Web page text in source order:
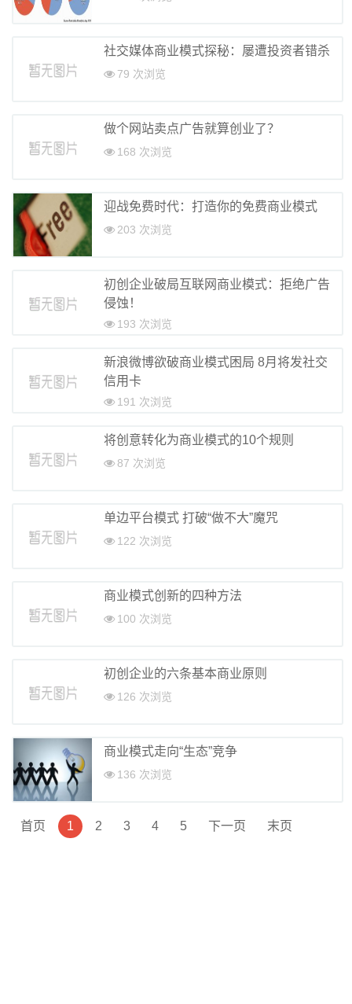
社交媒体商业模式探秘：屡遭投资者错杀
79 次浏览
做个网站卖点广告就算创业了？
168 次浏览
迎战免费时代：打造你的免费商业模式
203 次浏览
初创企业破局互联网商业模式：拒绝广告
侵蚀！
193 次浏览
新浪微博欲破商业模式困局 8月将发社交
信用卡
191 次浏览
将创意转化为商业模式的10个规则
87 次浏览
单边平台模式 打破“做不大”魔咒
122 次浏览
商业模式创新的四种方法
100 次浏览
初创企业的六条基本商业原则
126 次浏览
商业模式走向“生态”竞争
136 次浏览
首页 1 2 3 4 5 下一页 末页